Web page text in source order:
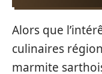
Alors que
culinaires
marmite